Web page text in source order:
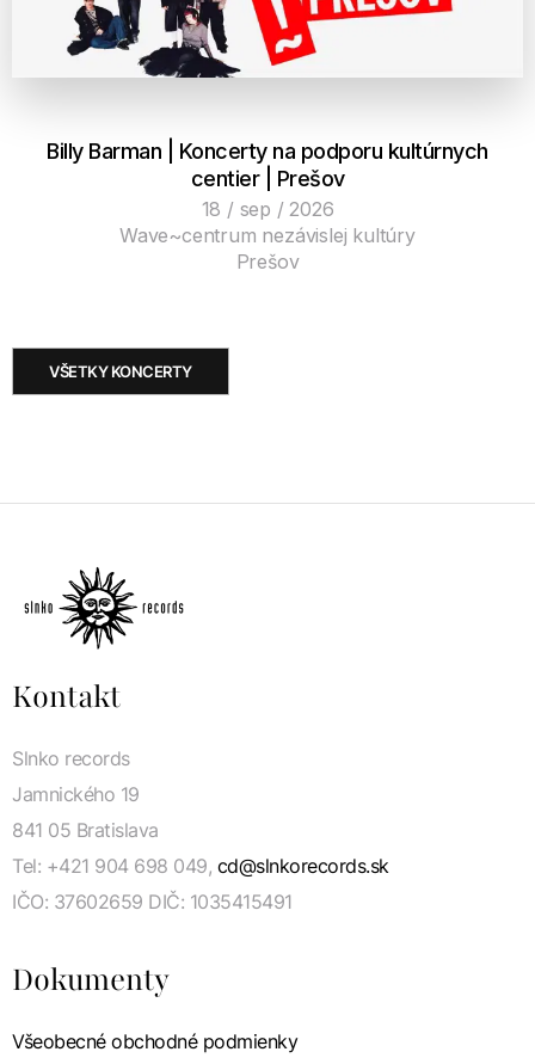
Billy Barman | Koncerty na podporu kultúrnych
centier | Prešov
18 / sep / 2026
Wave~centrum nezávislej kultúry
Prešov
VŠETKY KONCERTY
Kontakt
Slnko records
Jamnického 19
841 05 Bratislava
Tel: +421 904 698 049, cd@slnkorecords.sk
IČO: 37602659 DIČ: 1035415491
Dokumenty
Všeobecné obchodné podmienky